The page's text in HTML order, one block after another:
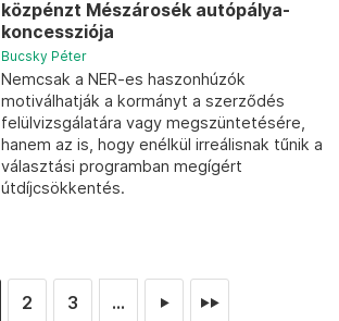
közpénzt Mészárosék autópálya-
koncessziója
Bucsky Péter
Nemcsak a NER-es haszonhúzók
motiválhatják a kormányt a szerződés
felülvizsgálatára vagy megszüntetésére,
hanem az is, hogy enélkül irreálisnak tűnik a
választási programban megígért
útdíjcsökkentés.
2 3 ... ► ►►